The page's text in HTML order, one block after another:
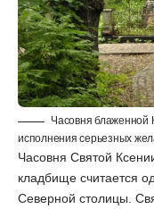
Часовня блаженной
исполнения серьезных
Часовня Святой
кладбище считается
Северной столицы.